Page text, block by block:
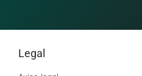
Legal